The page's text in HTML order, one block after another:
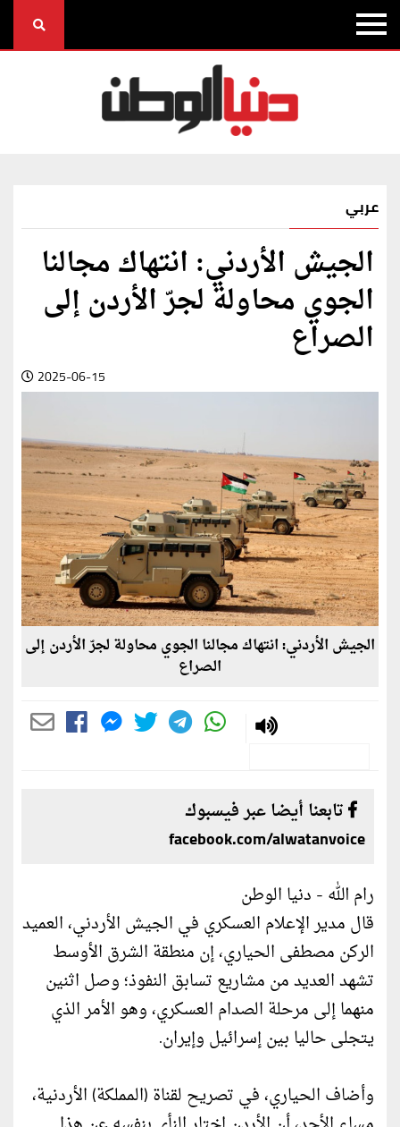
عربي
الجيش الأردني: انتهاك مجالنا
الجوي محاولة لجرّ الأردن إلى
الصراع
2025-06-15
الجيش الأردني: انتهاك مجالنا الجوي محاولة لجرّ الأردن إلى
الصراع
تابعنا أيضا عبر فيسبوك
facebook.com/alwatanvoice
رام الله - دنيا الوطن
قال مدير الإعلام العسكري في الجيش الأردني، العميد
الركن مصطفى الحياري، إن منطقة الشرق الأوسط
تشهد العديد من مشاريع تسابق النفوذ؛ وصل اثنين
منهما إلى مرحلة الصدام العسكري، وهو الأمر الذي
يتجلى حاليا بين إسرائيل وإيران.
وأضاف الحياري، في تصريح لقناة (المملكة) الأردنية،